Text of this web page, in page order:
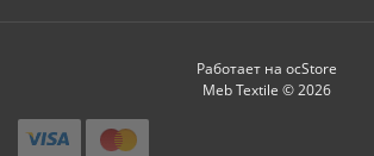
Работает на ocStore
Meb Textile © 2026